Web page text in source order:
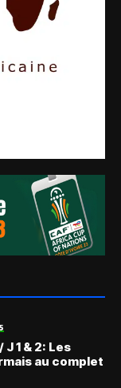
1 & 2: Les
au complet